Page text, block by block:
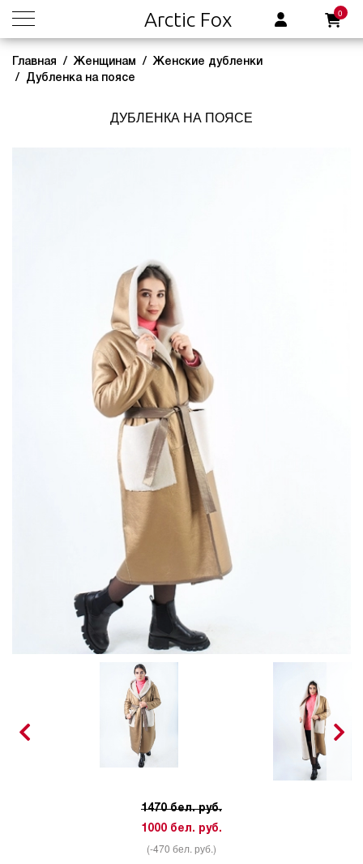
Arctic Fox 0
Главная Женщинам
Женские дубленки
Дубленка на поясе
ДУБЛЕНКА НА ПОЯСЕ
1470 бел. руб.
1000 бел. руб.
(-470 бел. руб.)